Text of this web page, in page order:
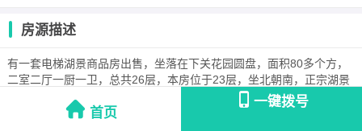
首页
一键拨号
房源描述
有一套电梯湖景商品房出售，坐落在下关花园圆盘，面积80多个方，
二室二厅一厨一卫，总共26层，本房位于23层，坐北朝南，正宗湖景
房，又是学区房，靠名校六中，二小，三小，售价64万，联系电话
13086123975